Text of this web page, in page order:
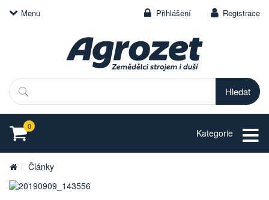
Menu Přihlášení Registrace
Hledat
0
Kategorie
Články